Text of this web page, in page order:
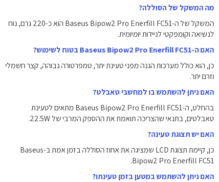
מה המשקל של הסוללה?
המשקל של ה-Baseus Bipow2 Pro Enerfill FC51 הוא כ-220 גרם, נוח
לנשיאה וקומפקטי לניידות יומיומית.
האם ה-Baseus Bipow2 Pro Enerfill FC51 בטוח לשימוש?
כן, הוא כולל מערכות הגנה מפני טעינת יתר, טמפרטורה גבוהה, קצר חשמלי
וזרם יתר.
האם ניתן להשתמש בו למחשבי טאבלט?
בהחלט, ה-Baseus Bipow2 Pro Enerfill FC51 מתאים לטעינת
טאבלטים, בתנאי שהצריכה תואמת את ההספק המרבי של 22.5W.
האם יש תצוגת טעינה?
כן, קיימת תצוגת LCD שמציגה את אחוז הסוללה בזמן אמת ב-Baseus
Bipow2 Pro Enerfill FC51.
האם ניתן להשתמש במטען בזמן טעינתו?